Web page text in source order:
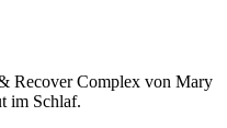
Recover Complex von Mary
im Schlaf.